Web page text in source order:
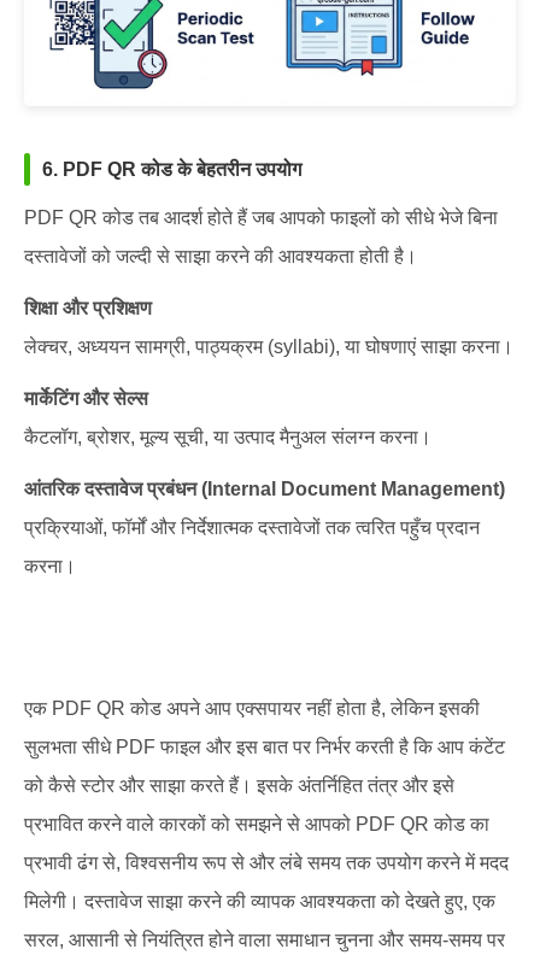
6. PDF QR कोड के बेहतरीन उपयोग
PDF QR कोड तब आदर्श होते हैं जब आपको फाइलों को सीधे भेजे बिना
दस्तावेजों को जल्दी से साझा करने की आवश्यकता होती है।
शिक्षा और प्रशिक्षण
लेक्चर, अध्ययन सामग्री, पाठ्यक्रम (syllabi), या घोषणाएं साझा करना।
मार्केटिंग और सेल्स
कैटलॉग, ब्रोशर, मूल्य सूची, या उत्पाद मैनुअल संलग्न करना।
आंतरिक दस्तावेज प्रबंधन (Internal Document Management)
प्रक्रियाओं, फॉर्मों और निर्देशात्मक दस्तावेजों तक त्वरित पहुँच प्रदान
करना।
एक PDF QR कोड अपने आप एक्सपायर नहीं होता है, लेकिन इसकी
सुलभता सीधे PDF फाइल और इस बात पर निर्भर करती है कि आप कंटेंट
को कैसे स्टोर और साझा करते हैं। इसके अंतर्निहित तंत्र और इसे
प्रभावित करने वाले कारकों को समझने से आपको PDF QR कोड का
प्रभावी ढंग से, विश्वसनीय रूप से और लंबे समय तक उपयोग करने में मदद
मिलेगी। दस्तावेज साझा करने की व्यापक आवश्यकता को देखते हुए, एक
सरल, आसानी से नियंत्रित होने वाला समाधान चुनना और समय-समय पर